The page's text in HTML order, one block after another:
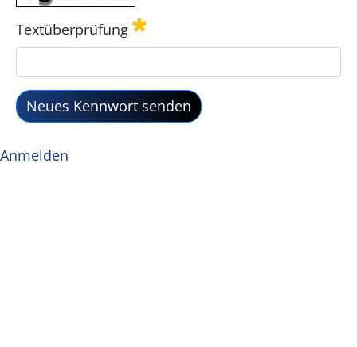
Textüberprüfung
Erforderlich
Neues Kennwort senden
Anmelden